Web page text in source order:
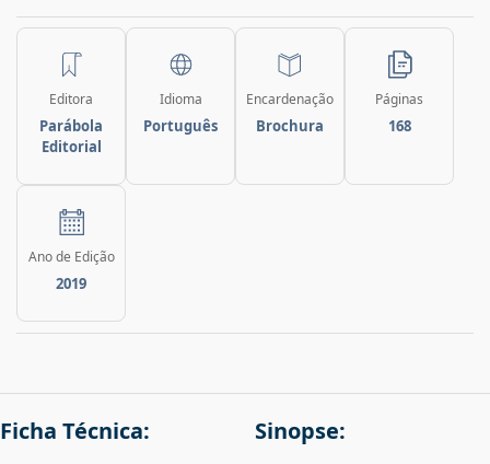
Editora
Parábola
Editorial
Idioma
Português
Encardenação
Brochura
Páginas
168
Ano de Edição
2019
Ficha Técnica: Sinopse: